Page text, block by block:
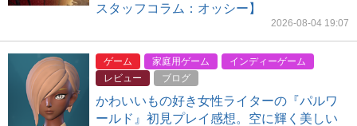
スタッフコラム：オッシー】
2026-08-04 19:07
ゲーム 家庭用ゲーム
インディーゲーム
レビュー
ブログ
かわいいもの好き女性ライターの『パルワ
ールド』初見プレイ感想。空に輝く美しい